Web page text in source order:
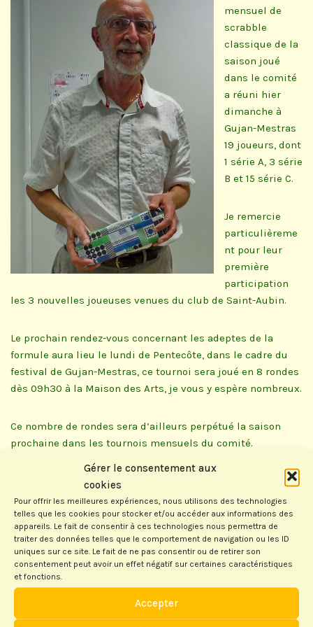
Gérer le consentement aux
cookies
Pour offrir les meilleures expériences, nous utilisons des technologies
telles que les cookies pour stocker et/ou accéder aux informations des
appareils. Le fait de consentir à ces technologies nous permettra de
traiter des données telles que le comportement de navigation ou les ID
uniques sur ce site. Le fait de ne pas consentir ou de retirer son
consentement peut avoir un effet négatif sur certaines caractéristiques
et fonctions.
Accepter
mensuel de
scrabble
classique de la
saison joué
dans le comité
a réuni hier
dimanche à
Gujan-Mestras
19 joueurs, dont
1 série A, 3 série
B et 15 série C.
Je remercie
particulièreme
nt pour leur
première
participation
les 3 nouvelles joueuses venues du club de Saint-Aubin.
Le prochain rendez-vous concernant les adeptes de la
formule aura lieu le lundi de Pentecôte, dans le cadre du
festival de Gujan-Mestras, ce tournoi sera joué en 8 rondes
dès 09h30 à la Maison des Arts, je vous y espère nombreux.
Ce nombre de rondes sera d’ailleurs perpétué la saison
prochaine dans les tournois mensuels du comité.
Les résultats du tournoi joué hier sont joints à cet envoi,
vous pouvez aussi les trouver sur le site du comité et celui
de la FFSc.
Votre serviteur a remporté les cinq parties et monte sur la
plus haute marche du podium. Jean-Yves PLISSON, 2ème,
justifie son classement, tandis que Laurent FREDON,
10ème, dans un jour sans, voit sa cote amputée de 20
points. Michèle DELANE, fidèle parmi les fidèles de nos